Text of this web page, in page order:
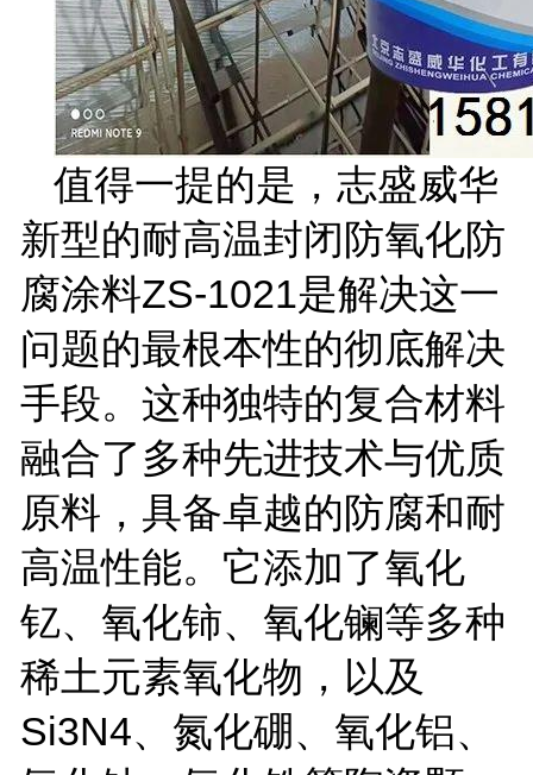
值得一提的是，志盛威华
新型的耐高温封闭防氧化防
腐涂料ZS-1021是解决这一
问题的最根本性的彻底解决
手段。这种独特的复合材料
融合了多种先进技术与优质
原料，具备卓越的防腐和耐
高温性能。它添加了氧化
钇、氧化铈、氧化镧等多种
稀土元素氧化物，以及
Si3N4、氮化硼、氧化铝、